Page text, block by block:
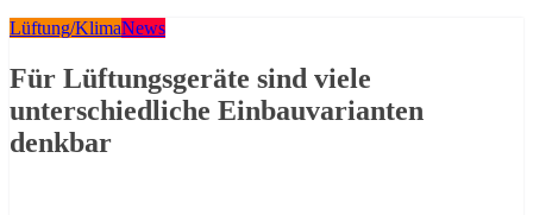
Lüftung/KlimaNews
Für Lüftungsgeräte sind viele
unterschiedliche Einbauvarianten
denkbar